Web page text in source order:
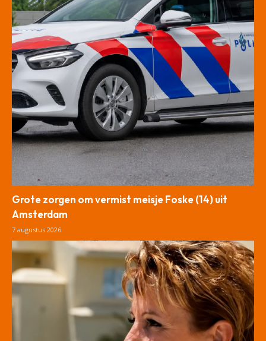
Grote zorgen om vermist meisje Foske (14) uit
Amsterdam
7 augustus 2026